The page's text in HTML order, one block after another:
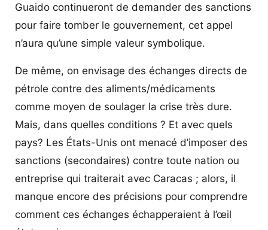
Guaido continueront de demander des sanctions
pour faire tomber le gouvernement, cet appel
n’aura qu’une simple valeur symbolique.
De même, on envisage des échanges directs de
pétrole contre des aliments/médicaments
comme moyen de soulager la crise très dure.
Mais, dans quelles conditions ? Et avec quels
pays? Les États-Unis ont menacé d’imposer des
sanctions (secondaires) contre toute nation ou
entreprise qui traiterait avec Caracas ; alors, il
manque encore des précisions pour comprendre
comment ces échanges échapperaient à l’œil